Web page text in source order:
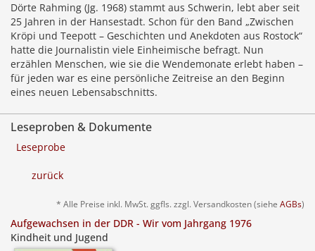
Dörte Rahming (Jg. 1968) stammt aus Schwerin, lebt aber seit
25 Jahren in der Hansestadt. Schon für den Band „Zwischen
Kröpi und Teepott – Geschichten und Anekdoten aus Rostock“
hatte die Journalistin viele Einheimische befragt. Nun
erzählen Menschen, wie sie die Wendemonate erlebt haben –
für jeden war es eine persönliche Zeitreise an den Beginn
eines neuen Lebensabschnitts.
Leseproben & Dokumente
Leseprobe
zurück
* Alle Preise inkl. MwSt. ggfls. zzgl. Versandkosten (siehe AGBs)
Aufgewachsen in der DDR - Wir vom Jahrgang 1976
Kindheit und Jugend